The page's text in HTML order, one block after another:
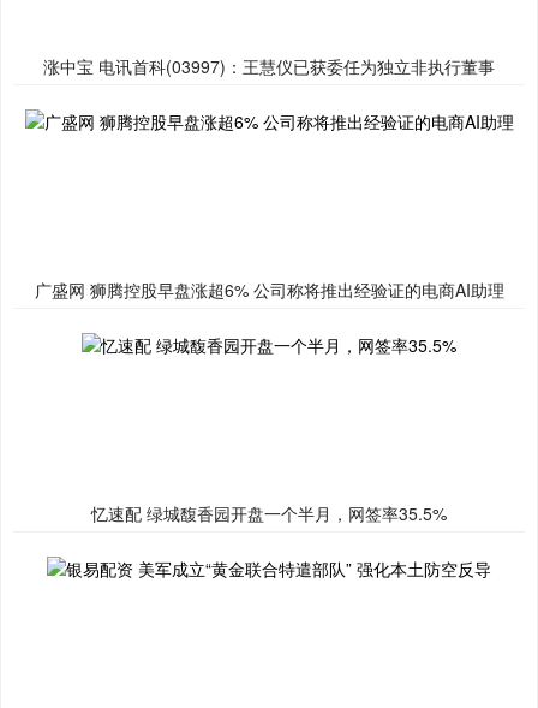
涨中宝 电讯首科(03997)：王慧仪已获委任为独立非执行董事
广盛网 狮腾控股早盘涨超6% 公司称将推出经验证的电商AI助理
忆速配 绿城馥香园开盘一个半月，网签率35.5%